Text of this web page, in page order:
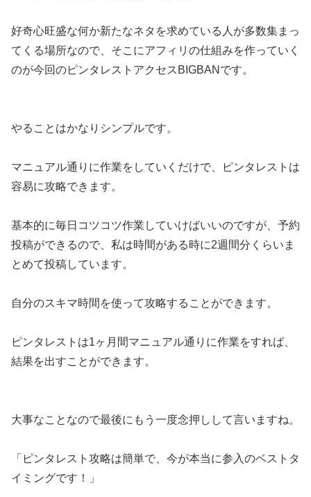
好奇心旺盛な何か新たなネタを求めている人が多数集まっ
てくる場所なので、そこにアフィリの仕組みを作っていく
のが今回のピンタレストアクセスBIGBANです。
やることはかなりシンプルです。
マニュアル通りに作業をしていくだけで、ピンタレストは
容易に攻略できます。
基本的に毎日コツコツ作業していけばいいのですが、予約
投稿ができるので、私は時間がある時に2週間分くらいま
とめて投稿しています。
自分のスキマ時間を使って攻略することができます。
ピンタレストは1ヶ月間マニュアル通りに作業をすれば、
結果を出すことができます。
大事なことなので最後にもう一度念押しして言いますね。
「ピンタレスト攻略は簡単で、今が本当に参入のベストタ
イミングです！」